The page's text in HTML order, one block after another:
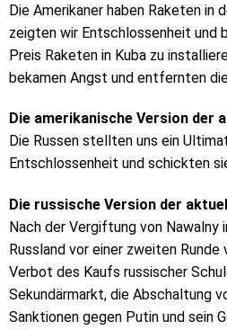
Die Amerikaner haben Raketen in
zeigten wir Entschlossenheit und
Preis Raketen in Kuba zu
bekamen Angst und entfernten
Die amerikanische Version der
Die Russen stellten uns ein
Entschlossenheit und schickten
Die russische Version der
Nach der Vergiftung von Nawalny
Russland vor einer zweiten Runde
Verbot des Kaufs russischer
Sekundärmarkt, die Abschaltung
Sanktionen gegen Putin und sein